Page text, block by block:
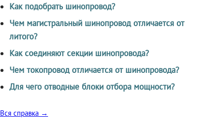
Как подобрать шинопровод?
Чем магистральный шинопровод отличается от
литого?
Как соединяют секции шинопровода?
Чем токопровод отличается от шинопровода?
Для чего отводные блоки отбора мощности?
Вся справка →